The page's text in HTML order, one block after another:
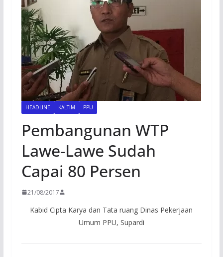
HEADLINE KALTIM PPU
Pembangunan WTP
Lawe-Lawe Sudah
Capai 80 Persen
21/08/2017
Kabid Cipta Karya dan Tata ruang Dinas Pekerjaan
Umum PPU, Supardi